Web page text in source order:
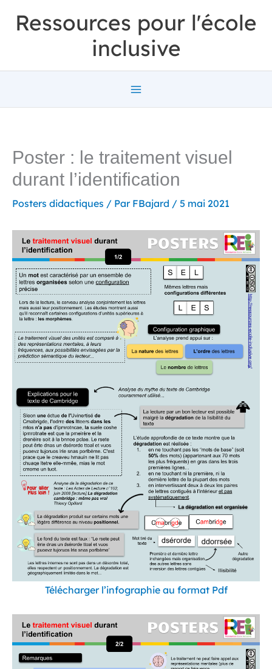
Ressources pour l'école
inclusive
Poster : le traitement visuel
durant l’identification
Posters didactiques / Par FBajard / 5 mai 2021
Télécharger l’infographie au format Pdf